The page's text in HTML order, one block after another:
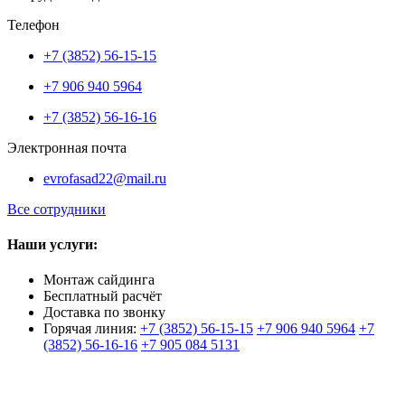
Телефон
+7 (3852) 56-15-15
+7 906 940 5964
+7 (3852) 56-16-16
Электронная почта
evrofasad22@mail.ru
Все сотрудники
Наши услуги:
Монтаж сайдинга
Бесплатный расчёт
Доставка по звонку
Горячая линия: +7 (3852) 56-15-15 +7 906 940 5964 +7
(3852) 56-16-16 +7 905 084 5131